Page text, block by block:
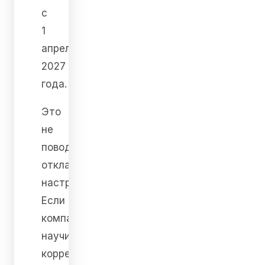
с
1
апреля
2027
года.
Это
не
повод
откладывать
настройку.
Если
компания
научится
корректно